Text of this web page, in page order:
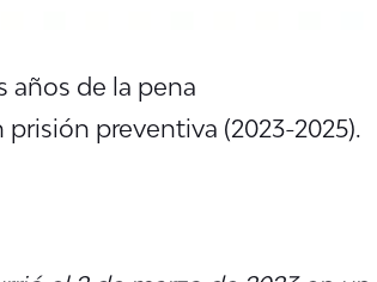
años de la pena
preventiva (2023-2025).